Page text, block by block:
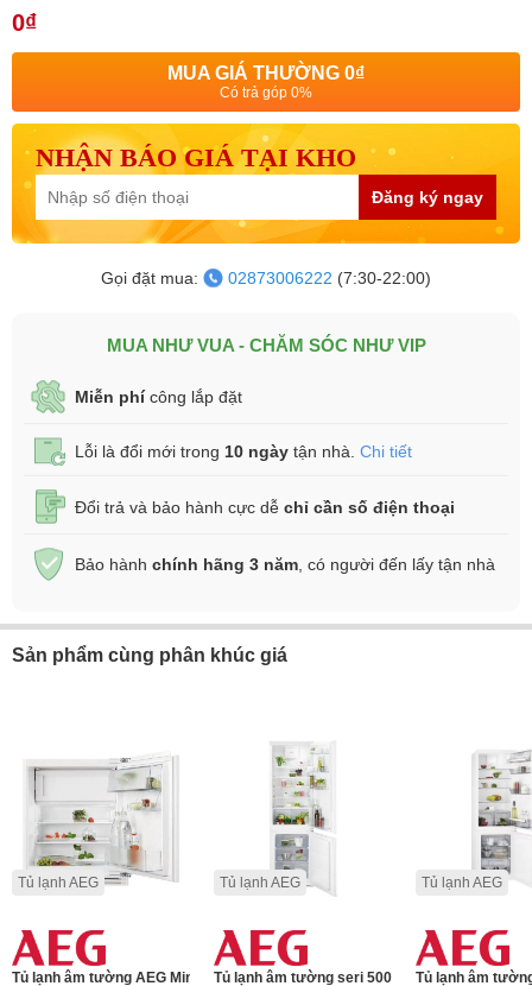
0₫
MUA GIÁ THƯỜNG 0₫
Có trả góp 0%
NHẬN BÁO GIÁ TẠI KHO
Đăng ký ngay
Gọi đặt mua: 02873006222 (7:30-22:00)
MUA NHƯ VUA - CHĂM SÓC NHƯ VIP
Miễn phícông lắp đặt
Lỗi là đổi mới trong 10 ngày tận nhà. Chi tiết
Đổi trả và bảo hành cực dễ chỉ cần số điện thoại
Bảo hành chính hãng 3 năm , có người đến lấy tận nhà
Sản phẩm cùng phân khúc giá
Tủ lạnh AEG
Tủ lạnh âm tường AEG Mini - OSF6I82EF Serie 6000 SpaceSmart Combo
Tủ lạnh AEG
Tủ lạnh âm tường seri 5000 AEG
Tủ lạnh AEG
Tủ lạnh âm